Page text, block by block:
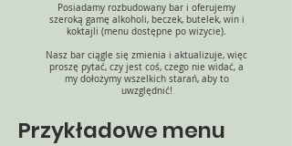
Posiadamy rozbudowany bar i oferujemy
szeroką gamę alkoholi, beczek, butelek, win i
koktajli (menu dostępne po wizycie).
Nasz bar ciągle się zmienia i aktualizuje, więc
proszę pytać, czy jest coś, czego nie widać, a
my dołożymy wszelkich starań, aby to
uwzględnić!
Przykładowe menu